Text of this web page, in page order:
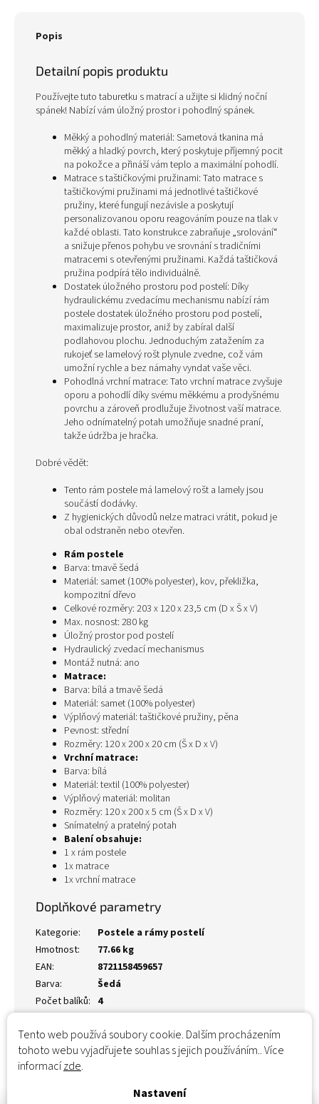
Tento web používá soubory cookie. Dalším procházením
tohoto webu vyjadřujete souhlas s jejich používáním.. Více
informacízde.
Nastavení
Popis
Detailní popis produktu
Používejte tuto taburetku s matrací a užijte si klidný noční
spánek! Nabízí vám úložný prostor i pohodlný spánek.
Měkký a pohodlný materiál: Sametová tkanina má
měkký a hladký povrch, který poskytuje příjemný pocit
na pokožce a přináší vám teplo a maximální pohodlí.
Matrace s taštičkovými pružinami: Tato matrace s
taštičkovými pružinami má jednotlivé taštičkové
pružiny, které fungují nezávisle a poskytují
personalizovanou oporu reagováním pouze na tlak v
každé oblasti. Tato konstrukce zabraňuje „srolování“
a snižuje přenos pohybu ve srovnání s tradičními
matracemi s otevřenými pružinami. Každá taštičková
pružina podpírá tělo individuálně.
Dostatek úložného prostoru pod postelí: Díky
hydraulickému zvedacímu mechanismu nabízí rám
postele dostatek úložného prostoru pod postelí,
maximalizuje prostor, aniž by zabíral další
podlahovou plochu. Jednoduchým zatažením za
rukojeť se lamelový rošt plynule zvedne, což vám
umožní rychle a bez námahy vyndat vaše věci.
Pohodlná vrchní matrace: Tato vrchní matrace zvyšuje
oporu a pohodlí díky svému měkkému a prodyšnému
povrchu a zároveň prodlužuje životnost vaší matrace.
Jeho odnímatelný potah umožňuje snadné praní,
takže údržba je hračka.
Dobré vědět:
Tento rám postele má lamelový rošt a lamely jsou
součástí dodávky.
Z hygienických důvodů nelze matraci vrátit, pokud je
obal odstraněn nebo otevřen.
Rám postele
Barva: tmavě šedá
Materiál: samet (100% polyester), kov, překližka,
kompozitní dřevo
Celkové rozměry: 203 x 120 x 23,5 cm (D x Š x V)
Max. nosnost: 280 kg
Úložný prostor pod postelí
Hydraulický zvedací mechanismus
Montáž nutná: ano
Matrace:
Barva: bílá a tmavě šedá
Materiál: samet (100% polyester)
Výplňový materiál: taštičkové pružiny, pěna
Pevnost: střední
Rozměry: 120 x 200 x 20 cm (Š x D x V)
Vrchní matrace:
Barva: bílá
Materiál: textil (100% polyester)
Výplňový materiál: molitan
Rozměry: 120 x 200 x 5 cm (Š x D x V)
Snímatelný a pratelný potah
Balení obsahuje:
1 x rám postele
1x matrace
1x vrchní matrace
Doplňkové parametry
Kategorie:
Postele a rámy postelí
Hmotnost:
77.66 kg
EAN:
8721158459657
Barva:
Šedá
Počet balíků: 4